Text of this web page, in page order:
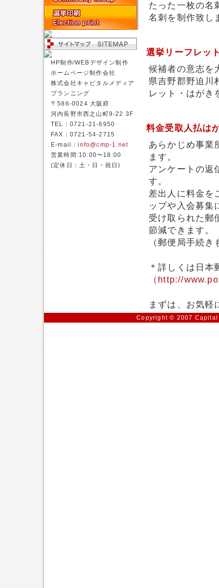
たった一枚の名
名刺を制作致し
選挙リーフレッ
候補者の意志を
県吉野郡野迫川
レット・はがき
料金受取人払は
あらかじめ事業
ます。
アンケートの返
す。
差出人に料金を
ップや入会募集
受け取られた郵
節減できます。
（郵便局手続
＊詳しくは日
（http://
まずは、お気軽
HP制作⁄WEBデザイン制作
ホームページ制作会社
株式会社キャピタルメディア
プランニング
〒586-0024 大阪府
河内長野市西之山町9-22 3F
TEL：0721-21-6950
FAX：0721-54-2715
E-mail：info@cmp-1.net
営業時間:10:00〜18:00
(定休日：土・日・祝日)
Copyright © 2007